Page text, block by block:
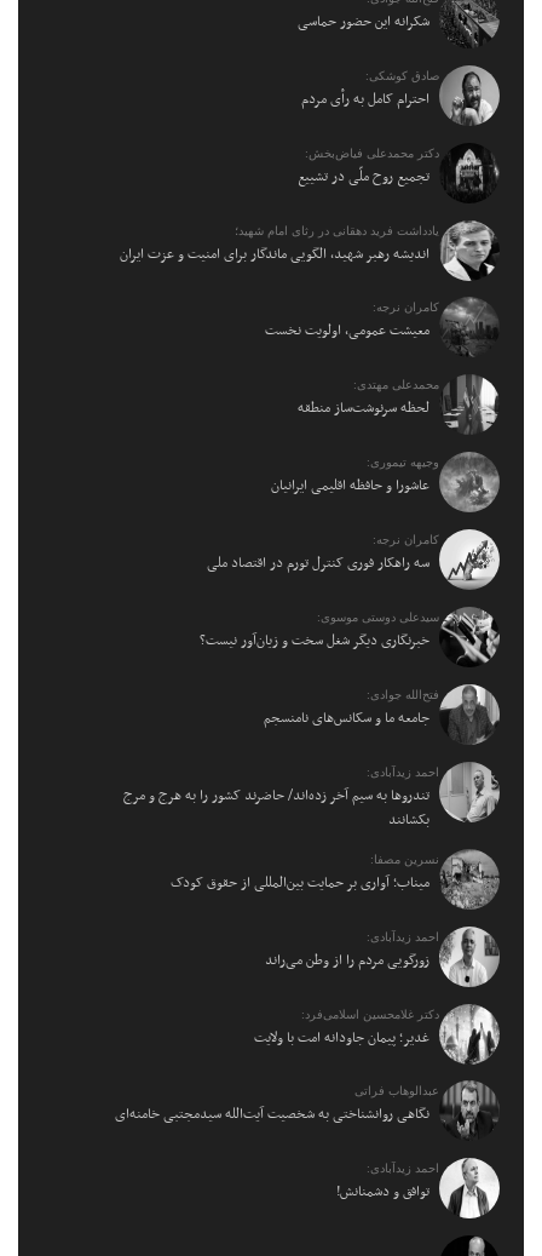
شکرانه این حضور حماسی
صادق کوشکی:
احترام کامل به رأی مردم
دکتر محمدعلی فیاض‌بخش:
تجمیع روح ملّی در تشییع
یادداشت فرید دهقانی در رثای امام شهید؛
اندیشه رهبر شهید، الگویی ماندگار برای امنیت و عزت ایران
کامران نرجه:
معیشت عمومی، اولویت نخست
محمدعلی مهتدی:
لحظه سرنوشت‌ساز منطقه
وجیهه تیموری:
عاشورا و حافظه اقلیمی ایرانیان
کامران نرجه:
سه راهکار فوری کنترل تورم در اقتصاد ملی
سیدعلی دوستی موسوی:
خبرنگاری دیگر شغل سخت و زیان‌آور نیست؟
فتح‌الله جوادی:
جامعه ما و سکانس‌های نامنسجم
احمد زیدآبادی:
تندروها به سیم آخر زده‌اند/ حاضرند کشور را به هرج و مرج
بکشانند
نسرین مصفا:
میناب؛ آواری بر حمایت بین‌المللی از حقوق کودک
احمد زیدآبادی:
زورگویی مردم را از وطن می‌راند
دکتر غلامحسین اسلامی‌فرد:
غدیر؛ پیمان جاودانه امت با ولایت
عبدالوهاب فراتی
نگاهی روانشناختی به شخصیت آیت‌الله سیدمجتبی خامنه‌ای
احمد زیدآبادی:
توافق و دشمنانش!